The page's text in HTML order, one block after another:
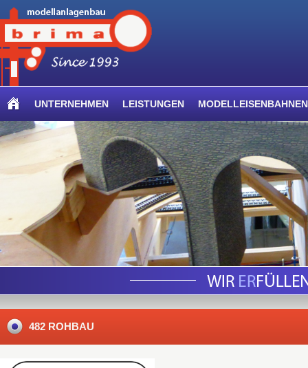
UNTERNEHMEN LEISTUNGEN MODELLEISENBAHNEN
482 ROHBAU